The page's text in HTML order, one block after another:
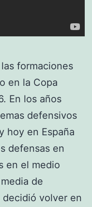
formaciones
en la Copa
En los años
defensivos
hoy en España
defensas en
en el medio
de
volver en